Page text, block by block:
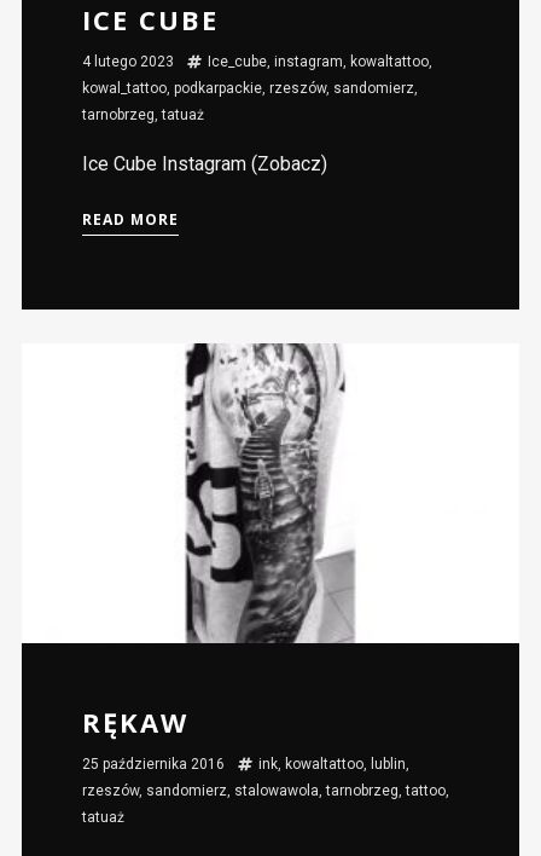
ICE CUBE
4 lutego 2023 Ice_cube, instagram, kowaltattoo,
kowal_tattoo, podkarpackie, rzeszów, sandomierz,
tarnobrzeg,tatuaż
Ice Cube Instagram (Zobacz)
READ MORE
RĘKAW
25 października 2016 ink, kowaltattoo, lublin
rzeszów, sandomierz stalowawola ,tarnobrzeg ,tattoo,
tatuaż